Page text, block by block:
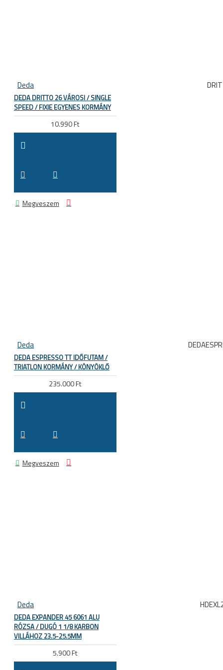
Deda
DEDA DRITTO 26 VÁROSI / SINGLE
SPEED / FIXIE EGYENES KORMÁNY
10.990 Ft
Megveszem
Deda
DEDA ESPRESSO TT IDŐFUTAM /
TRIATLON KORMÁNY / KÖNYÖKLŐ
235.000 Ft
Megveszem
Deda
DEDA EXPANDER 45 6061 ALU
RÓZSA / DUGÓ 1 1/8 KARBON
VILLÁHOZ 23.5-25.5MM
5.900 Ft